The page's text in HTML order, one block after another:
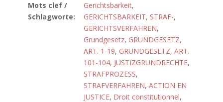
Mots clef /
Schlagworte:
Gerichtsbarkeit,
GERICHTSBARKEIT, STRAF-,
GERICHTSVERFAHREN,
Grundgesetz, GRUNDGESETZ,
ART. 1-19, GRUNDGESETZ, ART.
101-104, JUSTIZGRUNDRECHTE,
STRAFPROZESS,
STRAFVERFAHREN, ACTION EN
JUSTICE, Droit constitutionnel,